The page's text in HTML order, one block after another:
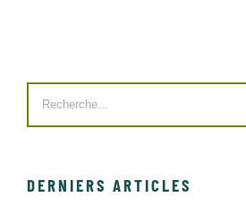
for:
DERNIERS ARTICLES